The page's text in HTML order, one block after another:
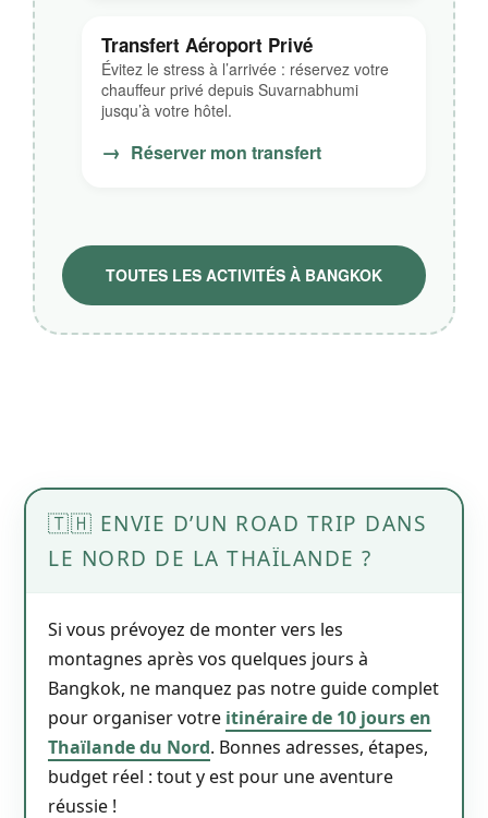
Transfert Aéroport Privé
Évitez le stress à l’arrivée : réservez votre
chauffeur privé depuis Suvarnabhumi
jusqu’à votre hôtel.
→ Réserver mon transfert
TOUTES LES ACTIVITÉS À BANGKOK
🇹🇭 ENVIE D’UN ROAD TRIP DANS
LE NORD DE LA THAÏLANDE ?
Si vous prévoyez de monter vers les
montagnes après vos quelques jours à
Bangkok, ne manquez pas notre guide complet
pour organiser votre itinéraire de 10 jours en
Thaïlande du Nord. Bonnes adresses, étapes,
budget réel : tout y est pour une aventure
réussie !